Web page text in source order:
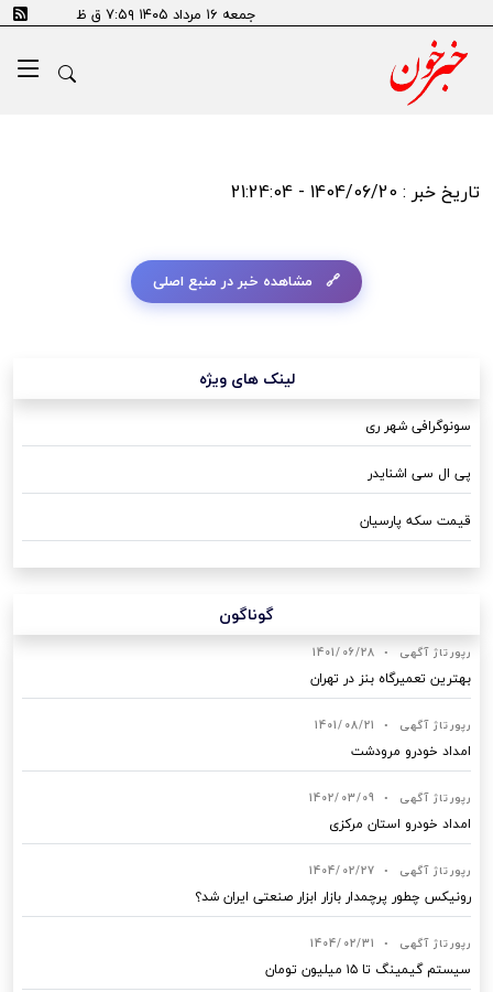
جمعه ۱۶ مرداد ۱۴۰۵ ۷:۵۹ ق ظ
تاریخ خبر : 1404/06/20 - 21:24:04
مشاهده خبر در منبع اصلی
لینک های ویژه
سونوگرافی شهر ری
پی ال سی اشنایدر
قیمت سکه پارسیان
گوناگون
رپورتاژ آگهی •
1401/06/28
بهترین تعمیرگاه بنز در تهران
رپورتاژ آگهی •
1401/08/21
امداد خودرو مرودشت
رپورتاژ آگهی •
1402/03/09
امداد خودرو استان مرکزی
رپورتاژ آگهی •
1404/02/27
رونیکس چطور پرچمدار بازار ابزار صنعتی ایران شد؟
رپورتاژ آگهی •
1404/02/31
سیستم گیمینگ تا ۱۵ میلیون تومان